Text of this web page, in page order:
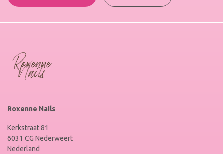
Roxenne Nails
Kerkstraat 81
6031 CG Nederweert
Nederland